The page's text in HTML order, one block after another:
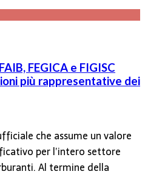
FEGICA e FIGISC
più rappresentative dei
che assume un valore
per l’intero settore
Al termine della